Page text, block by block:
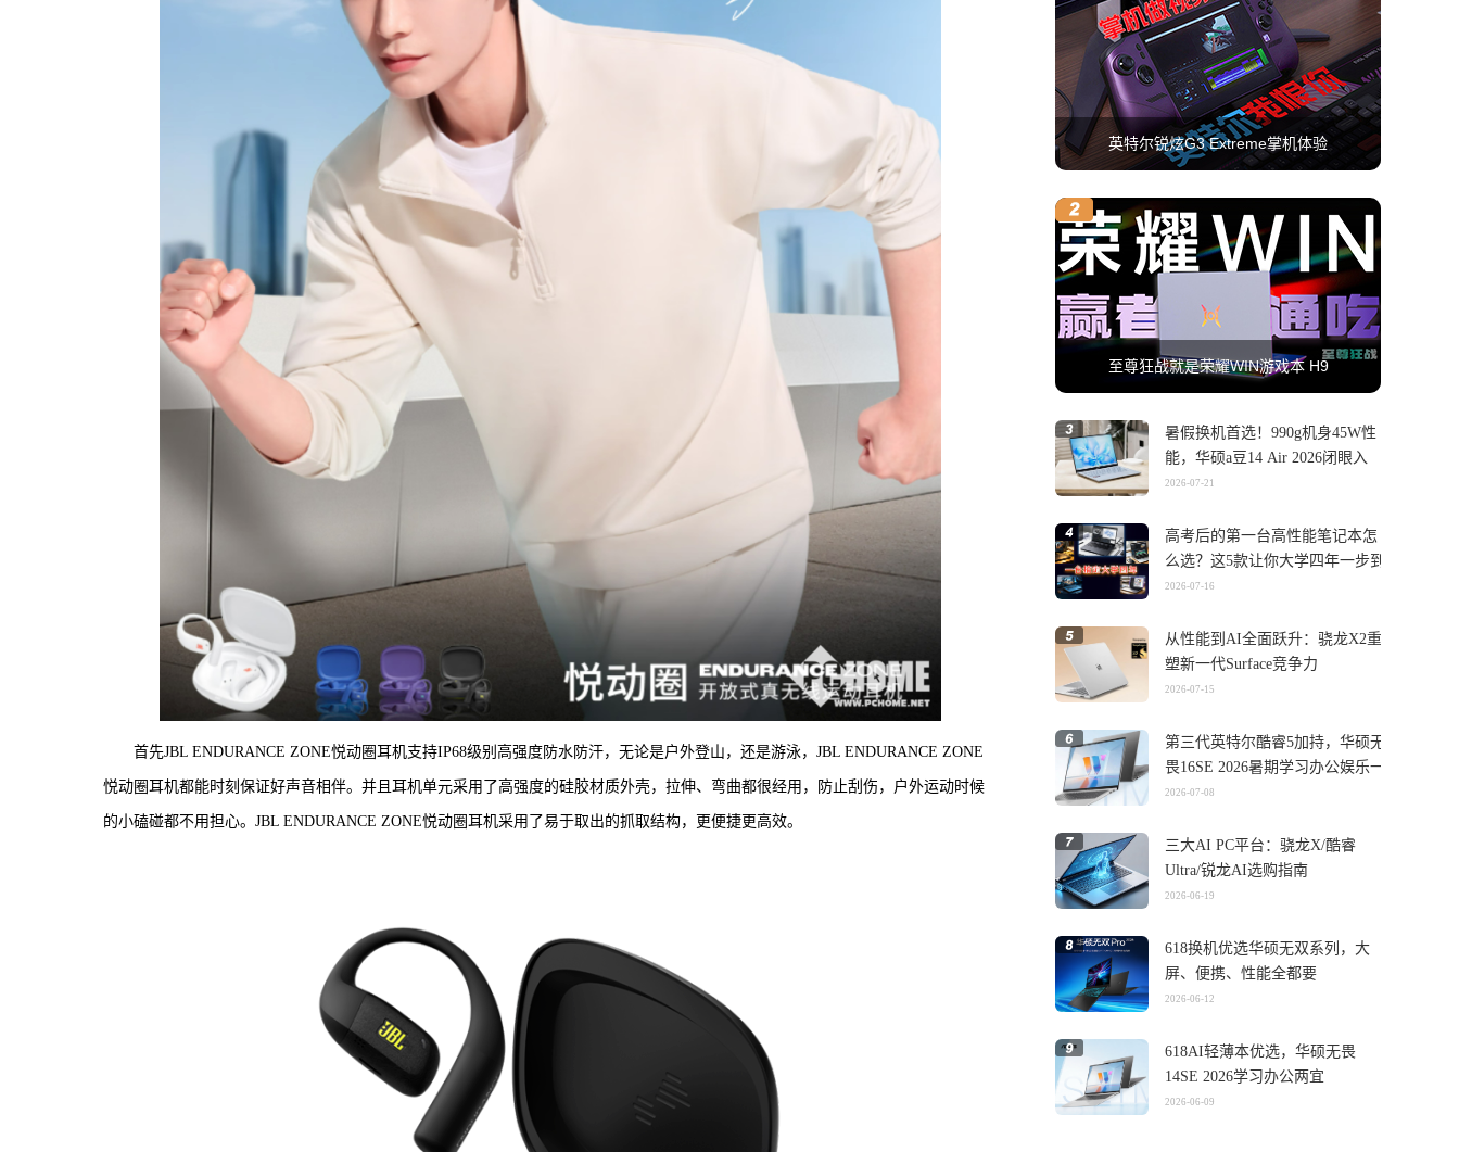
首先JBL ENDURANCE ZONE悦动圈耳机支持IP68级别高强度防水防汗，无论是户外登山，还是游泳，JBL ENDURANCE ZONE
悦动圈耳机都能时刻保证好声音相伴。并且耳机单元采用了高强度的硅胶材质外壳，拉伸、弯曲都很经用，防止刮伤，户外运动时候
的小磕碰都不用担心。JBL ENDURANCE ZONE悦动圈耳机采用了易于取出的抓取结构，更便捷更高效。
英特尔锐炫G3 Extreme掌机体验
至尊狂战就是荣耀WIN游戏本 H9
暑假换机首选！990g机身45W性
能，华硕a豆14 Air 2026闭眼入
2026-07-21
高考后的第一台高性能笔记本怎
么选？这5款让你大学四年一步到
位
2026-07-16
从性能到AI全面跃升：骁龙X2重
塑新一代Surface竞争力
2026-07-15
第三代英特尔酷睿5加持，华硕无
畏16SE 2026暑期学习办公娱乐一
机搞定
2026-07-08
三大AI PC平台：骁龙X/酷睿
Ultra/锐龙AI选购指南
2026-06-19
618换机优选华硕无双系列，大
屏、便携、性能全都要
2026-06-12
618AI轻薄本优选，华硕无畏
14SE 2026学习办公两宜
2026-06-09